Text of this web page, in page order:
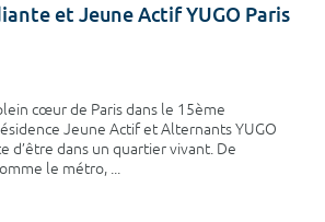
et Jeune Actif YUGO Paris
cœur de Paris dans le 15ème
Jeune Actif et Alternants YUGO
d’être dans un quartier vivant. De
le métro, ...